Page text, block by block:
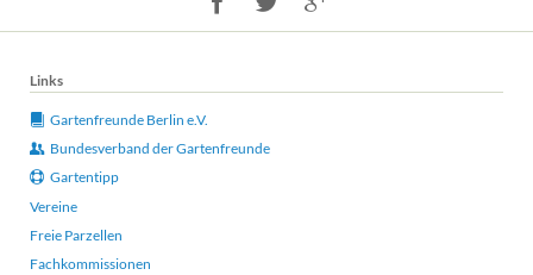
Links
Gartenfreunde Berlin e.V.
Bundesverband der Gartenfreunde
Gartentipp
Vereine
Freie Parzellen
Fachkommissionen